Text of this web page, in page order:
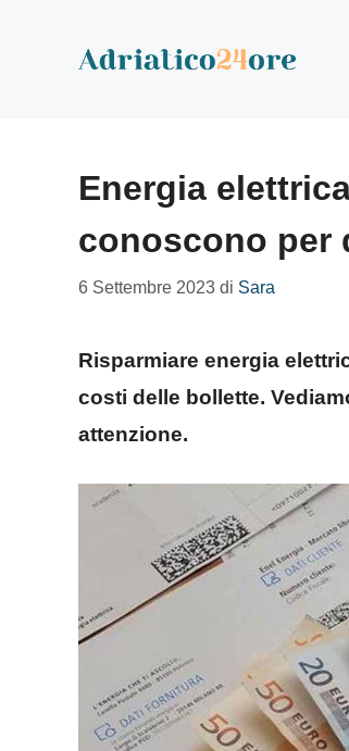
Energia
conoscono per
6 Settembre 2023 di Sara
Risparmiare energia
costi delle bollette.
attenzione.